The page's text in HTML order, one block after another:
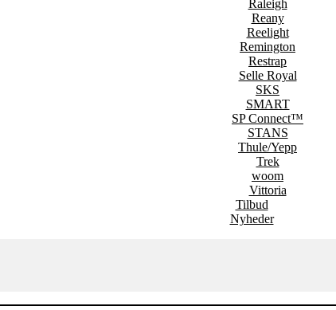
Raleigh
Reany
Reelight
Remington
Restrap
Selle Royal
SKS
SMART
SP Connect™
STANS
Thule/Yepp
Trek
woom
Vittoria
Tilbud
Nyheder